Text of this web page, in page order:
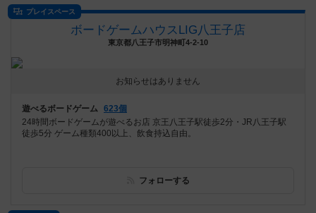
プレイスペース
ボードゲームハウスLIG八王子店
東京都八王子市明神町4-2-10
お知らせはありません
遊べるボードゲーム 623個
24時間ボードゲームが遊べるお店 京王八王子駅徒歩2分・JR八王子駅
徒歩5分 ゲーム種類400以上、飲食持込自由。
フォローする